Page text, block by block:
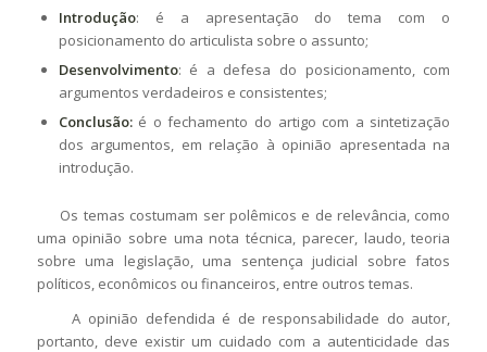
Introdução: é a apresentação do tema com o
posicionamento do articulista sobre o assunto;
Desenvolvimento: é a defesa do posicionamento, com
argumentos verdadeiros e consistentes;
Conclusão:é o fechamento do artigo com a sintetização
dos argumentos, em relação à opinião apresentada na
introdução.
Os temas costumam ser polêmicos e de relevância, como
uma opinião sobre uma nota técnica, parecer, laudo, teoria
sobre uma legislação, uma sentença judicial sobre fatos
políticos, econômicos ou financeiros, entre outros temas.
A opinião defendida é de responsabilidade do autor,
portanto, deve existir um cuidado com a autenticidade das